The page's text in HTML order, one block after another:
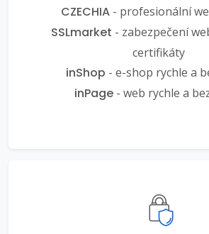
CZECHIA- profesionální
SSLmarket - zabezpečení
certifikáty
inShop - e-shop rychle a
inPage- web rychle a